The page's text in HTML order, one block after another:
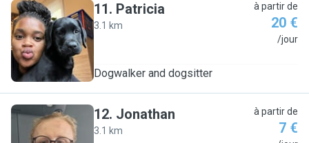
P
11. Patricia
3.1 km
à partir de
20 €
/jour
Dogwalker and dogsitter
12. Jonathan
3.1 km
à partir de
7 €